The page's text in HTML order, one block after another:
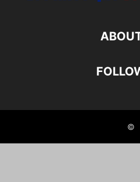
©